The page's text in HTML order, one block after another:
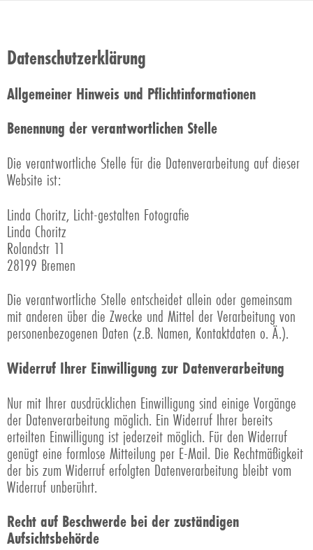
Datenschutzerklärung
Allgemeiner Hinweis und Pflichtinformationen
Benennung der verantwortlichen Stelle
Die verantwortliche Stelle für die Datenverarbeitung auf dieser
Website ist:
Linda Choritz, Licht-gestalten Fotografie
Linda Choritz
Rolandstr 11
28199 Bremen
Die verantwortliche Stelle entscheidet allein oder gemeinsam
mit anderen über die Zwecke und Mittel der Verarbeitung von
personenbezogenen Daten (z.B. Namen, Kontaktdaten o. Ä.).
Widerruf Ihrer Einwilligung zur Datenverarbeitung
Nur mit Ihrer ausdrücklichen Einwilligung sind einige Vorgänge
der Datenverarbeitung möglich. Ein Widerruf Ihrer bereits
erteilten Einwilligung ist jederzeit möglich. Für den Widerruf
genügt eine formlose Mitteilung per E-Mail. Die Rechtmäßigkeit
der bis zum Widerruf erfolgten Datenverarbeitung bleibt vom
Widerruf unberührt.
Recht auf Beschwerde bei der zuständigen
Aufsichtsbehörde